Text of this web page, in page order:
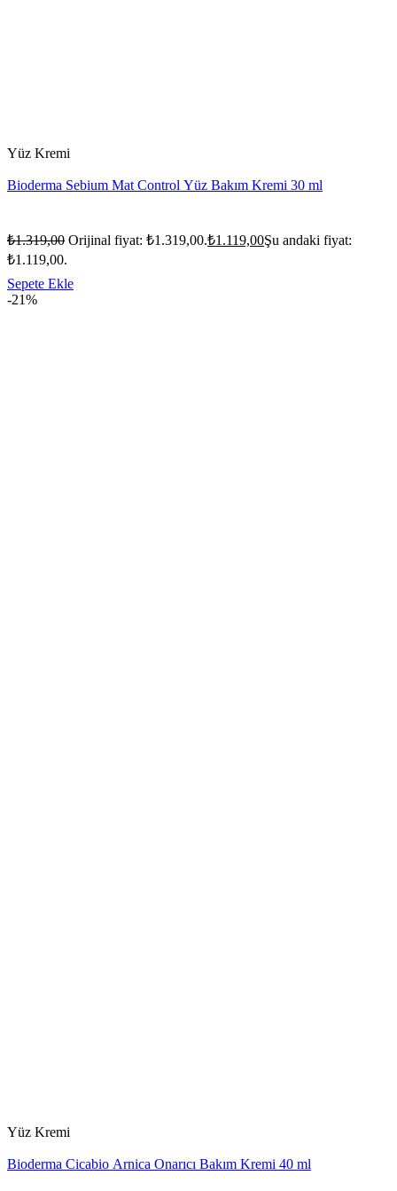
Yüz Kremi
Bioderma Sebium Mat Control Yüz Bakım Kremi 30 ml
₺1.319,00 Orijinal fiyat: ₺1.319,00.₺1.119,00Şu andaki fiyat:
₺1.119,00.
Sepete Ekle
-21%
Yüz Kremi
Bioderma Cicabio Arnica Onarıcı Bakım Kremi 40 ml